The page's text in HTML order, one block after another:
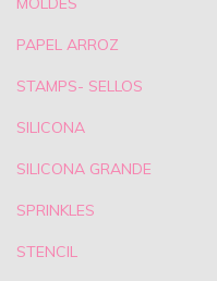
PAPEL ARROZ
STAMPS- SELLOS
SILICONA
SILICONA GRANDE
SPRINKLES
STENCIL